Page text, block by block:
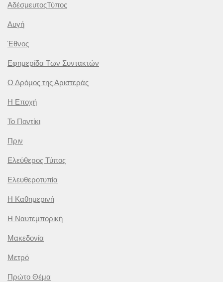
ΑδέσμευτοςΤύπος
Αυγή
Έθνος
Εφημερίδα Των Συντακτών
Ο Δρόμος της Αριστεράς
Η Εποχή
Το Ποντίκι
Πριν
Ελεύθερος Τύπος
Ελευθεροτυπία
Η Καθημερινή
Η Ναυτεμπορική
Μακεδονία
Μετρό
Πρώτο Θέμα